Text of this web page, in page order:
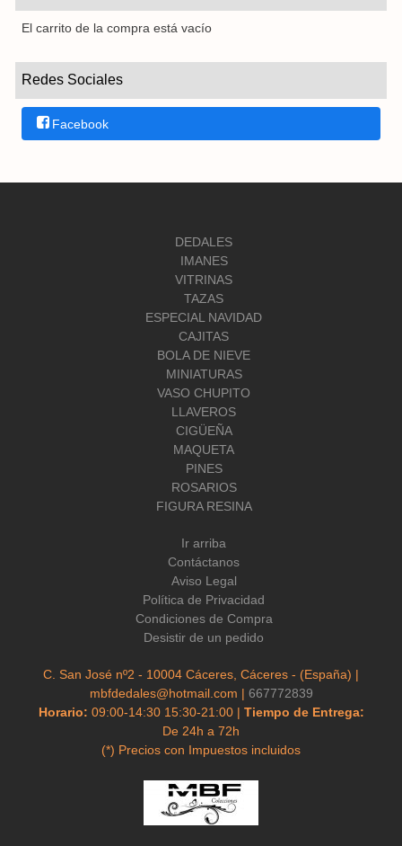
El carrito de la compra está vacío
Redes Sociales
Facebook
DEDALES
IMANES
VITRINAS
TAZAS
ESPECIAL NAVIDAD
CAJITAS
BOLA DE NIEVE
MINIATURAS
VASO CHUPITO
LLAVEROS
CIGÜEÑA
MAQUETA
PINES
ROSARIOS
FIGURA RESINA
Ir arriba
Contáctanos
Aviso Legal
Política de Privacidad
Condiciones de Compra
Desistir de un pedido
C. San José nº2 - 10004 Cáceres, Cáceres - (España) |
mbfdedales@hotmail.com | 667772839
Horario: 09:00-14:30 15:30-21:00 | Tiempo de Entrega:
De 24h a 72h
(*) Precios con Impuestos incluidos